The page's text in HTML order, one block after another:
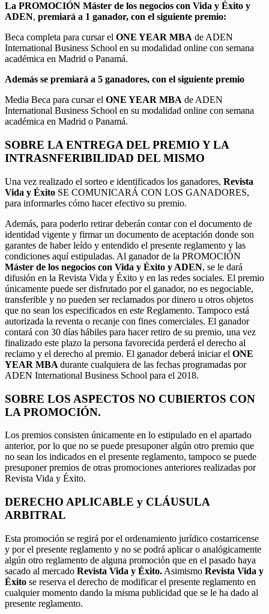
La PROMOCIÓN Máster de los negocios con Vida y Éxito y
ADEN, premiará a 1 ganador, con el siguiente premio:
Beca completa para cursar el ONE YEAR MBA de ADEN
International Business School en su modalidad online con semana
académica en Madrid o Panamá.
Además se premiará a 5 ganadores, con el siguiente premio
Media Beca para cursar el ONE YEAR MBA de ADEN
International Business School en su modalidad online con semana
académica en Madrid o Panamá.
SOBRE LA ENTREGA DEL PREMIO Y LA
INTRASNFERIBILIDAD DEL MISMO
Una vez realizado el sorteo e identificados los ganadores, Revista
Vida y Éxito SE COMUNICARÁ CON LOS GANADORES,
para informarles cómo hacer efectivo su premio.
Además, para poderlo retirar deberán contar con el documento de
identidad vigente y firmar un documento de aceptación donde son
garantes de haber leído y entendido el presente reglamento y las
condiciones aquí estipuladas. Al ganador de la PROMOCIÓN
Máster de los negocios con Vida y Éxito y ADEN, se le dará
difusión en la Revista Vida y Éxito y en las redes sociales. El premio
únicamente puede ser disfrutado por el ganador, no es negociable,
transferible y no pueden ser reclamados por dinero u otros objetos
que no sean los especificados en este Reglamento. Tampoco está
autorizada la reventa o recanje con fines comerciales. El ganador
contará con 30 días hábiles para hacer retiro de su premio, una vez
finalizado este plazo la persona favorecida perderá el derecho al
reclamo y el derecho al premio. El ganador deberá iniciar el ONE
YEAR MBA durante cualquiera de las fechas programadas por
ADEN International Business School para el 2018.
SOBRE LOS ASPECTOS NO CUBIERTOS CON
LA PROMOCIÓN.
Los premios consisten únicamente en lo estipulado en el apartado
anterior, por lo que no se puede presuponer algún otro premio que
no sean los indicados en el presente reglamento, tampoco se puede
presuponer premios de otras promociones anteriores realizadas por
Revista Vida y Éxito.
DERECHO APLICABLE y CLÁUSULA
ARBITRAL
Esta promoción se regirá por el ordenamiento jurídico costarricense
y por el presente reglamento y no se podrá aplicar o analógicamente
algún otro reglamento de alguna promoción que en el pasado haya
sacado al mercado Revista Vida y Éxito. Asimismo Revista Vida y
Éxito se reserva el derecho de modificar el presente reglamento en
cualquier momento dando la misma publicidad que se le ha dado al
presente reglamento.